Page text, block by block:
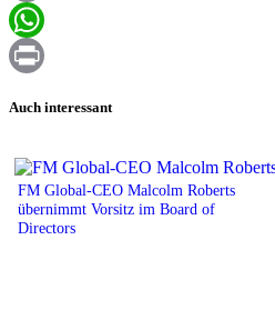
Email
WhatsApp
Auch interessant
FM Global-CEO Malcolm Roberts
übernimmt Vorsitz im Board of
Directors